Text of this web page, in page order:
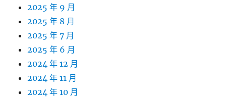
2025 年 9 月
2025 年 8 月
2025 年 7 月
2025 年 6 月
2024 年 12 月
2024 年 11 月
2024 年 10 月